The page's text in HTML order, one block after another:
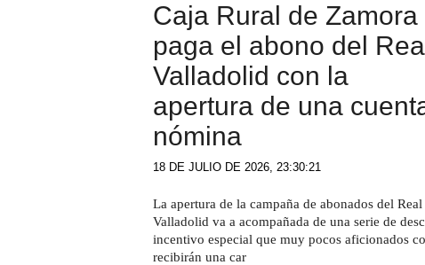
Caja Rural de Zamora
paga el abono del Real
Valladolid con la
apertura de una
nómina
18 DE JULIO DE 2026, 23:30:21
La apertura de la campaña de abonados del Real
Valladolid va a acompañada de una serie de
incentivo especial que muy pocos aficionados
recibirán una car